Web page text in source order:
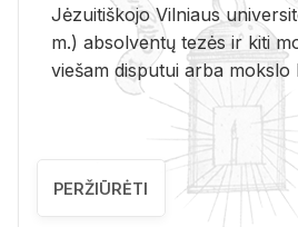
Jėzuitiškojo Vilniaus
m.) absolventų tezės ir kiti
viešam disputui arba mokslo
PERŽIŪRĖTI